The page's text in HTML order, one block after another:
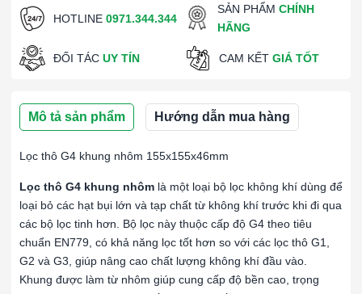
HOTLINE 0971.344.344
SẢN PHẨMCHÍNH
HÃNG
ĐỐI TÁC UY TÍN CAM KẾT GIÁ TỐT
Mô tả sản phẩm Hướng dẫn mua hàng
Lọc thô G4 khung nhôm 155x155x46mm
Lọc thô G4 khung nhôm là một loại bộ lọc không khí dùng để
loại bỏ các hạt bụi lớn và tạp chất từ không khí trước khi đi qua
các bộ lọc tinh hơn. Bộ lọc này thuộc cấp độ G4 theo tiêu
chuẩn EN779, có khả năng lọc tốt hơn so với các lọc thô G1,
G2 và G3, giúp nâng cao chất lượng không khí đầu vào.
Khung được làm từ nhôm giúp cung cấp độ bền cao, trọng